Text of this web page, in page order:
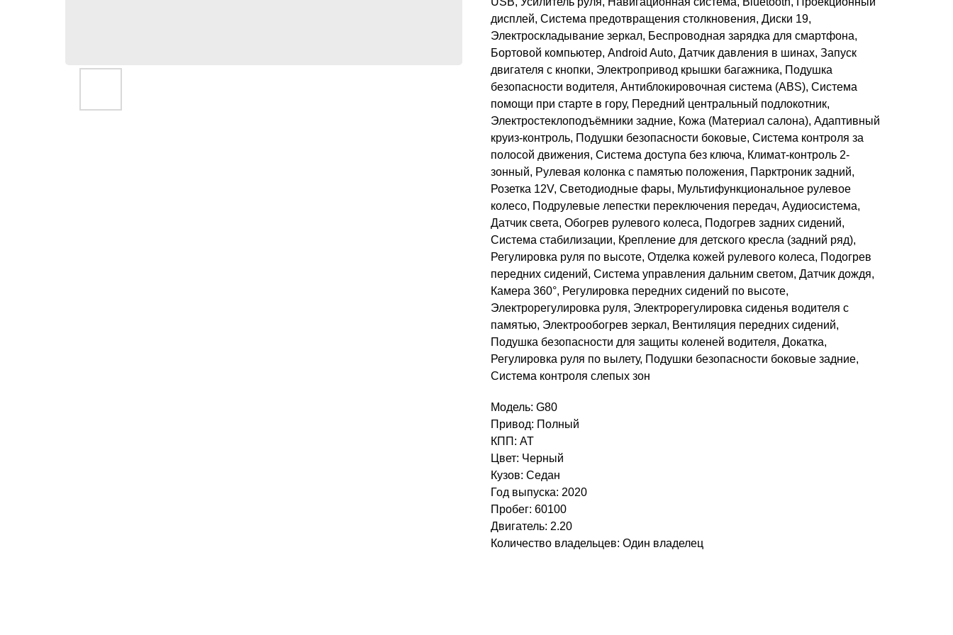
дисплей, Система предотвращения столкновения, Диски 19,
Электроскладывание зеркал, Беспроводная зарядка для смартфона,
Бортовой компьютер, Android Auto, Датчик давления в шинах, Запуск
двигателя с кнопки, Электропривод крышки багажника, Подушка
безопасности водителя, Антиблокировочная система (ABS), Система
помощи при старте в гору, Передний центральный подлокотник,
Электростеклоподъёмники задние, Кожа (Материал салона), Адаптивный
круиз-контроль, Подушки безопасности боковые, Система контроля за
полосой движения, Система доступа без ключа, Климат-контроль 2-
зонный, Рулевая колонка с памятью положения, Парктроник задний,
Розетка 12V, Светодиодные фары, Мультифункциональное рулевое
колесо, Подрулевые лепестки переключения передач, Аудиосистема,
Датчик света, Обогрев рулевого колеса, Подогрев задних сидений,
Система стабилизации, Крепление для детского кресла (задний ряд),
Регулировка руля по высоте, Отделка кожей рулевого колеса, Подогрев
передних сидений, Система управления дальним светом, Датчик дождя,
Камера 360°, Регулировка передних сидений по высоте,
Электрорегулировка руля, Электрорегулировка сиденья водителя с
памятью, Электрообогрев зеркал, Вентиляция передних сидений,
Подушка безопасности для защиты коленей водителя, Докатка,
Регулировка руля по вылету, Подушки безопасности боковые задние,
Система контроля слепых зон
Модель: G80
Привод: Полный
КПП: AT
Цвет: Черный
Кузов: Седан
Год выпуска: 2020
Пробег: 60100
Двигатель: 2.20
Количество владельцев: Один владелец